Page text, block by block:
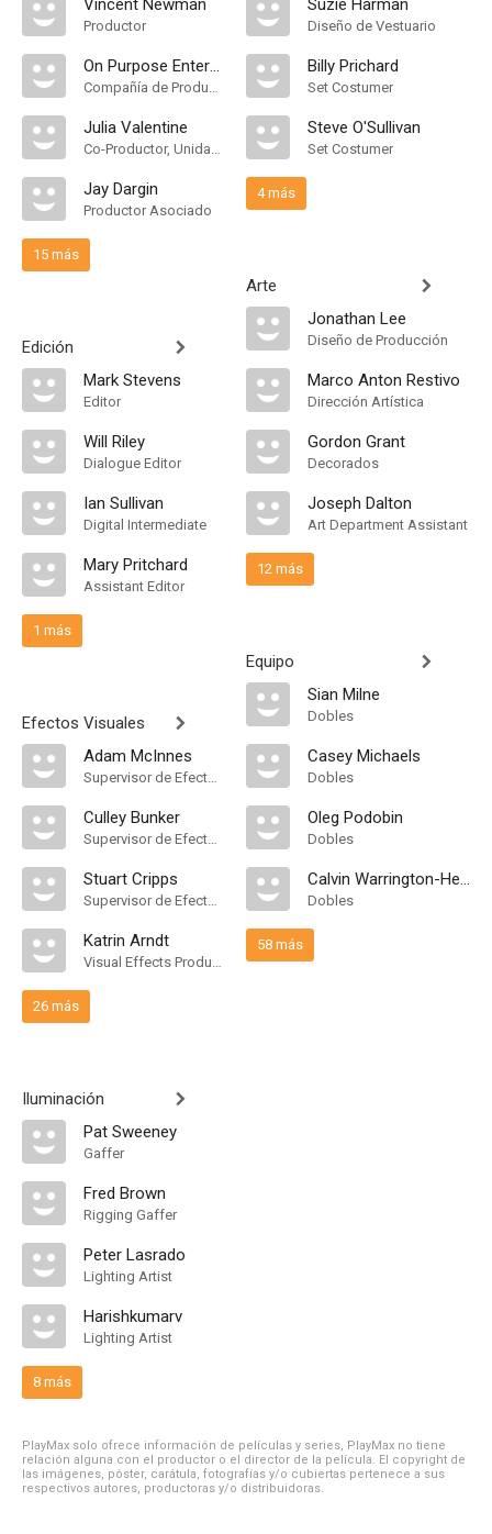
Vincent Newman
Productor
On Purpose Entertainment
Compañía de Produccion
Julia Valentine
Co-Productor, Unidad de Producción
Jay Dargin
Productor Asociado
15 más
Edición
Mark Stevens
Editor
Will Riley
Dialogue Editor
Ian Sullivan
Digital Intermediate
Mary Pritchard
Assistant Editor
1 más
Efectos Visuales
Adam McInnes
Supervisor de Efectos Visuales
Culley Bunker
Supervisor de Efectos Visuales
Stuart Cripps
Supervisor de Efectos Visuales
Katrin Arndt
Visual Effects Producer
26 más
Iluminación
Pat Sweeney
Gaffer
Fred Brown
Rigging Gaffer
Peter Lasrado
Lighting Artist
Harishkumarv
Lighting Artist
8 más
Suzie Harman
Diseño de Vestuario
Billy Prichard
Set Costumer
Steve O'Sullivan
Set Costumer
4 más
Arte
Jonathan Lee
Diseño de Producción
Marco Anton Restivo
Dirección Artística
Gordon Grant
Decorados
Joseph Dalton
Art Department Assistant
12 más
Equipo
Sian Milne
Dobles
Casey Michaels
Dobles
Oleg Podobin
Dobles
Calvin Warrington-Heasman
Dobles
58 más
PlayMax solo ofrece información de películas y series, PlayMax no tiene
relación alguna con el productor o el director de la película. El copyright de
las imágenes, póster, carátula, fotografías y/o cubiertas pertenece a sus
respectivos autores, productoras y/o distribuidoras.